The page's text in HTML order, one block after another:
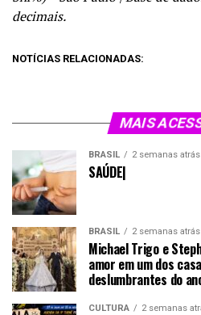
decimais.
NOTÍCIAS RELACIONADAS:
MAIS
BRASIL 2 semanas atrás
SAÚDE|
BRASIL 2 semanas atrás
Michael Trigo e
amor em um dos
deslumbrantes do
CULTURA 2 semanas